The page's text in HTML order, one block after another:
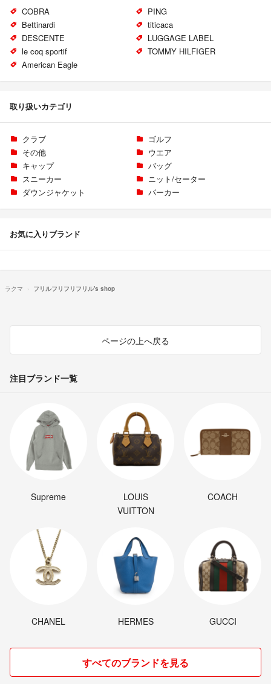
COBRA
PING
Bettinardi
titicaca
DESCENTE
LUGGAGE LABEL
le coq sportif
TOMMY HILFIGER
American Eagle
取り扱いカテゴリ
クラブ
ゴルフ
その他
ウエア
キャップ
バッグ
スニーカー
ニット/セーター
ダウンジャケット
パーカー
お気に入りブランド
ラクマ フリルフリフリフリル's shop
ページの上へ戻る
注目ブランド一覧
Supreme
LOUIS
VUITTON
COACH
CHANEL HERMES GUCCI
すべてのブランドを見る